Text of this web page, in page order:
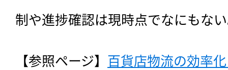
制や進捗確認は現時点でなにもな
【参照ページ】 百貨店物流の効率